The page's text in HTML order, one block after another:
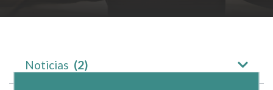
Noticias (2)